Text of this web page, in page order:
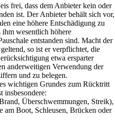
frei, dass dem Anbieter kein oder
ist. Der Anbieter behält sich vor,
eine höhere Entschädigung zu
ihm wesentlich höhere
entstanden sind. Macht der
so ist er verpflichtet, die
etwa ersparter
anderweitigen Verwendung der
und zu belegen.
wichtigen Grundes zum Rücktritt
insbesondere:
Überschwemmungen, Streik),
am Boot, Schleusen, Brücken oder